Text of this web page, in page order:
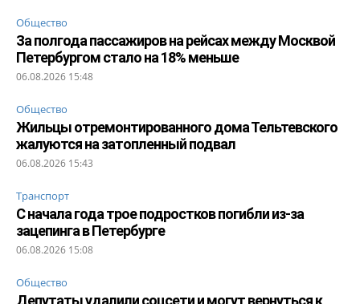
Общество
За полгода пассажиров на рейсах между Москвой
Петербургом стало на 18% меньше
06.08.2026 15:48
Общество
Жильцы отремонтированного дома Тельтевского
жалуются на затопленный подвал
06.08.2026 15:43
Транспорт
С начала года трое подростков погибли из-за
зацепинга в Петербурге
06.08.2026 15:08
Общество
Депутаты удалили соцсети и могут вернуться к